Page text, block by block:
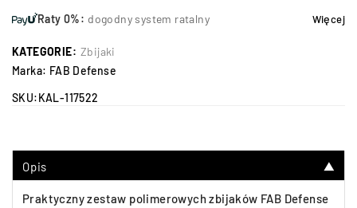
Raty 0%: dogodny system ratalny Więcej
KATEGORIE: Zbijaki
Marka: FAB Defense
SKU:KAL-117522
Opis ▼
Praktyczny zestaw polimerowych zbijaków FAB Defense